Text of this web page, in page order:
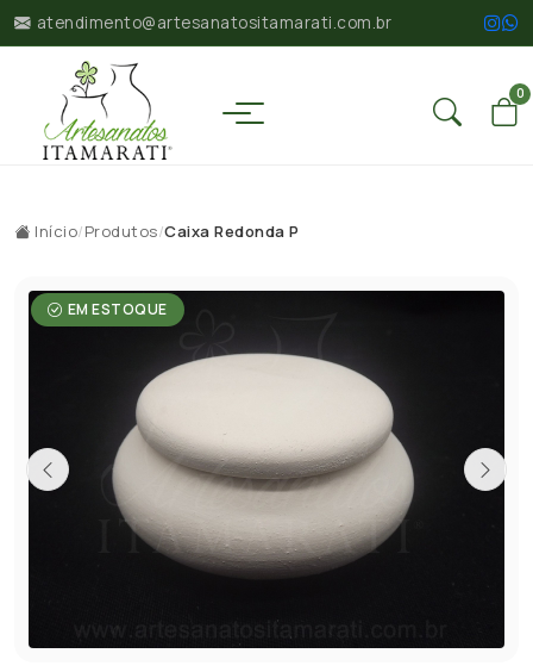
atendimento@artesanatositamarati.com.br
0
Início/Produtos/Caixa Redonda P
EM ESTOQUE